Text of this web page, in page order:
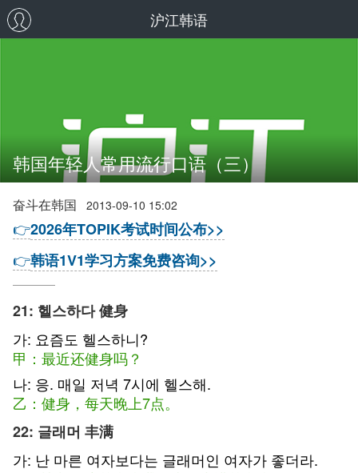
沪江韩语
韩国年轻人常用流行口语（三）
奋斗在韩国 2013-09-10 15:02
👉2026年TOPIK考试时间公布>>
👉韩语1V1学习方案免费咨询>>
21: 헬스하다 健身
가: 요즘도 헬스하니?
甲：最近还健身吗？
나: 응. 매일 저녁 7시에 헬스해.
乙：健身，每天晚上7点。
22: 글래머 丰满
가: 난 마른 여자보다는 글래머인 여자가 좋더라.